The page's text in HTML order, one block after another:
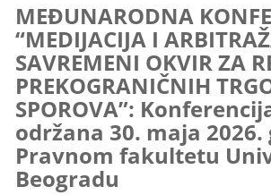
MEĐUNARODNA
“MEDIJACIJA I
SAVREMENI OKVIR ZA
PREKOGRANIČNIH
SPOROVA”:
održana 30. maja 2026.
Pravnom fakultetu
Beogradu